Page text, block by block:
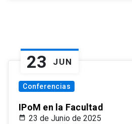
23 JUN
Conferencias
IPoM en la Facultad
23 de Junio de 2025